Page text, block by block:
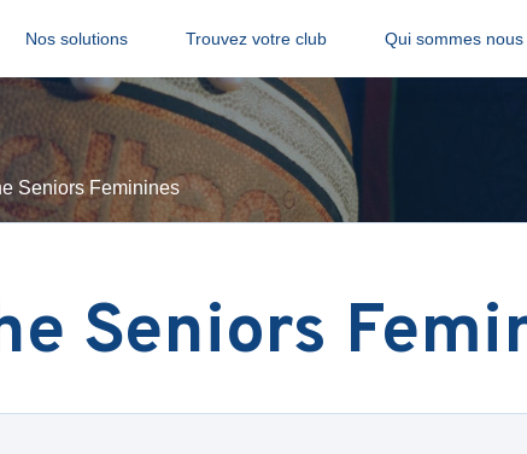
Nos solutions Trouvez votre club Qui sommes nous
Seniors Feminines
Seniors